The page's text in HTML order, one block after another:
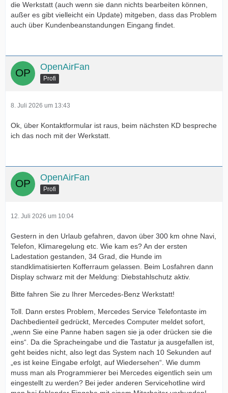
die Werkstatt (auch wenn sie dann nichts bearbeiten können,
außer es gibt vielleicht ein Update) mitgeben, dass das Problem
auch über Kundenbeanstandungen Eingang findet.
OpenAirFan
Profi
8. Juli 2026 um 13:43
Ok, über Kontaktformular ist raus, beim nächsten KD bespreche
ich das noch mit der Werkstatt.
OpenAirFan
Profi
12. Juli 2026 um 10:04
Gestern in den Urlaub gefahren, davon über 300 km ohne Navi,
Telefon, Klimaregelung etc. Wie kam es? An der ersten
Ladestation gestanden, 34 Grad, die Hunde im
standklimatisierten Kofferraum gelassen. Beim Losfahren dann
Display schwarz mit der Meldung: Diebstahlschutz aktiv.
Bitte fahren Sie zu Ihrer Mercedes-Benz Werkstatt!
Toll. Dann erstes Problem, Mercedes Service Telefontaste im
Dachbedienteil gedrückt, Mercedes Computer meldet sofort,
„wenn Sie eine Panne haben sagen sie ja oder drücken sie die
eins“. Da die Spracheingabe und die Tastatur ja ausgefallen ist,
geht beides nicht, also legt das System nach 10 Sekunden auf
„es ist keine Eingabe erfolgt, auf Wiedersehen“. Wie dumm
muss man als Programmierer bei Mercedes eigentlich sein um
eingestellt zu werden? Bei jeder anderen Servicehotline wird